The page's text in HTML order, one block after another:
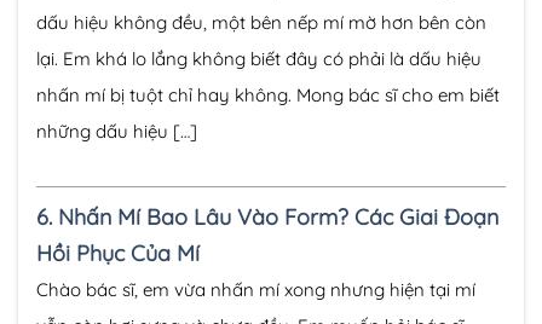
dấu hiệu không đều, một bên nếp mí mờ hơn bên còn
lại. Em khá lo lắng không biết đây có phải là dấu hiệu
nhấn mí bị tuột chỉ hay không. Mong bác sĩ cho em biết
những dấu hiệu […]
6. Nhấn Mí Bao Lâu Vào Form? Các Giai Đoạn
Hồi Phục Của Mí
Chào bác sĩ, em vừa nhấn mí xong nhưng hiện tại mí